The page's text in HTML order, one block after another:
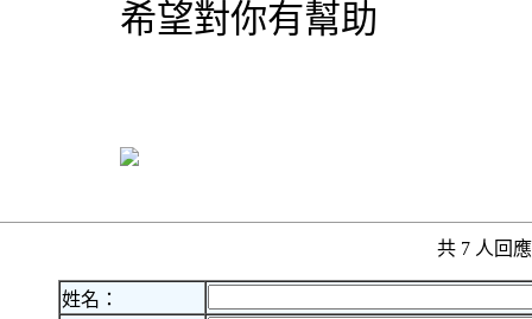
希望對你有幫助
共 7 人回
姓名：